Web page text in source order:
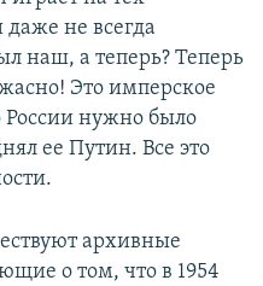
не всегда
наш, а теперь? Теперь
Это имперское
нужно было
ее Путин. Все это
архивные
о том, что в 1954